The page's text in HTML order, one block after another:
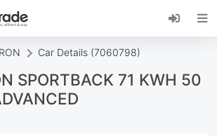
die eCarsTrade-App, fügen Sie
hinzu und erhalten
Car Details (7060798)
SPORTBACK 71 KWH 50